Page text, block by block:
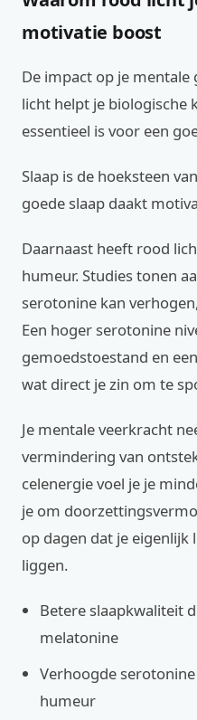
motivatie boost
De impact op je mentale
licht helpt je biologische
essentieel is voor een
Slaap is de hoeksteen
goede slaap daakt
Daarnaast heeft rood
humeur. Studies tonen
serotonine kan
Een hoger serotonine
gemoedstoestand en
wat direct je zin om te
Je mentale veerkracht
vermindering van
celenergie voel je je
je om
op dagen dat je
liggen.
Betere slaapkwaliteit
melatonine
Verhoogde
humeur